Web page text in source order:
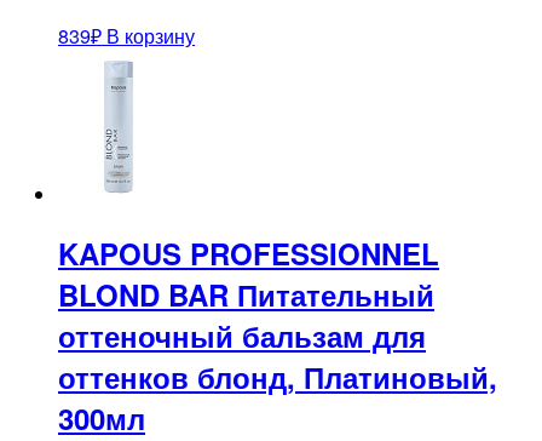
839₽ В корзину
KAPOUS PROFESSIONNEL
BLOND BAR Питательный
оттеночный бальзам для
оттенков блонд, Платиновый,
300мл